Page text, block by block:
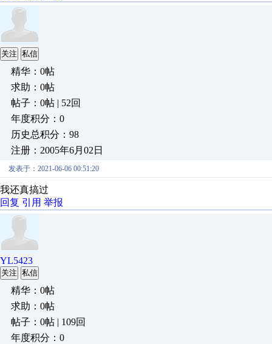
关注 私信
精华：0帖
求助：0帖
帖子：0帖 | 52回
年度积分：0
历史总积分：98
注册：2005年6月02日
发表于：2021-06-06 00:51:20
我还真搞过
回复 引用 举报
YL5423
关注 私信
精华：0帖
求助：0帖
帖子：0帖 | 109回
年度积分：0